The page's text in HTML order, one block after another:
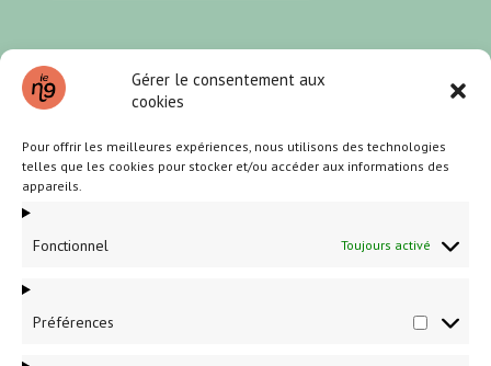
Gérer le consentement aux
cookies
Pour offrir les meilleures expériences, nous utilisons des technologies
telles que les cookies pour stocker et/ou accéder aux informations des
appareils.
Fonctionnel Toujours activé
Préférences
Partenaires et annonceurs locaux